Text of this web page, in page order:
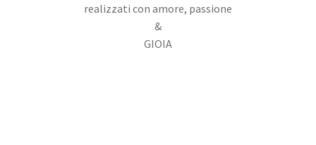
realizzati con amore, passione
&
GIOIA